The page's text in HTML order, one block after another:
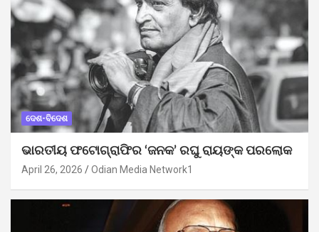
ଦେଶ-ବିଦେଶ
ଭାରତୀୟ ଫଟୋଗ୍ରାଫିର ‘ଜନକ’ ରଘୁ ରାୟଙ୍କ ପରଲୋକ
April 26, 2026 Odian Media Network1